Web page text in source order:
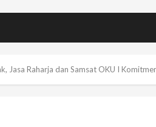
Jasa Raharja dan Samsat OKU I